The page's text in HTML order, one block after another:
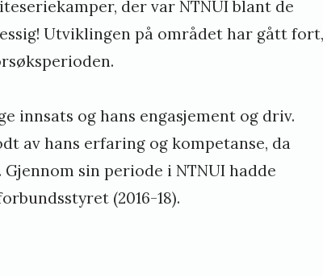
der var NTNUI blant de
Utviklingen på området har gått fort,
innsats og hans engasjement og driv.
av hans erfaring og kompetanse, da
sin periode i NTNUI hadde
(2016-18).